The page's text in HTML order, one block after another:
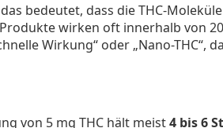
bedeutet, dass die THC-
wirken oft innerhalb von
Wirkung“ oder „Nano-THC“,
von 5 mg THC hält meist4 bis 6